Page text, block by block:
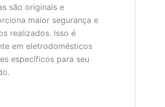
são originais e
maior segurança e
realizados. Isso é
em eletrodomésticos
específicos para seu